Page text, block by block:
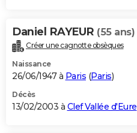
Daniel RAYEUR (55 ans)
Créer une cagnotte obsèques
Naissance
26/06/1947 à Paris (Paris)
Décès
13/02/2003 à Clef Vallée d'Eure